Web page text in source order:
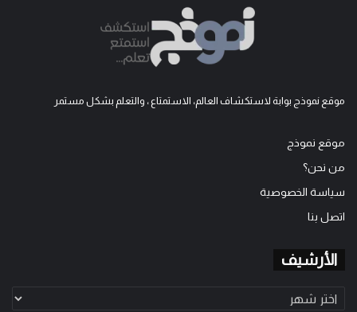
موقع نموذج بوابة لاستكشاف العالم، الاستمتاع ، والتعلم بشكل مستمر
موقع نموذج
من نحن؟
سياسة الخصوصية
اتصل بنا
الأرشيف